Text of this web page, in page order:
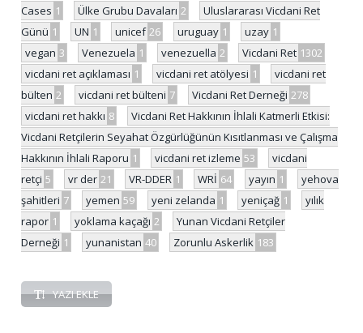
Cases 1 Ülke Grubu Davaları 2
Uluslararası Vicdani Ret
Günü 1 UN 1 unicef 26 uruguay 1 uzay 1
vegan 3 Venezuela 1 venezuella 2 Vicdani Ret 1302
vicdani ret açıklaması 1 vicdani ret atölyesi 1
vicdani ret
bülten 2 vicdani ret bülteni 7 Vicdani Ret Derneği 278
vicdani ret hakkı 8
Vicdani Ret Hakkının İhlali Katmerli Etkisi:
Vicdani Retçilerin Seyahat Özgürlüğünün Kısıtlanması ve Çalışma
Hakkının İhlali Raporu 1 vicdani ret izleme 53
vicdani
retçi 5 vr der 21 VR-DDER 1 WRİ 64 yayın 1
yehova
şahitleri 7 yemen 59 yeni zelanda 1 yeniçağ 1
yılık
rapor 1 yoklama kaçağı 2
Yunan Vicdani Retçiler
Derneği 1 yunanistan 40 Zorunlu Askerlik 183
YAZI EKLE